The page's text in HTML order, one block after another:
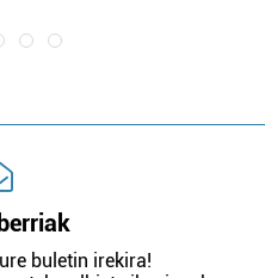
buletin irekira!